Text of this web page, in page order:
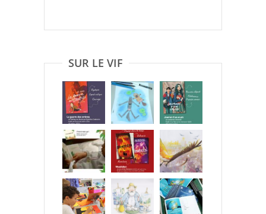
SUR LE VIF